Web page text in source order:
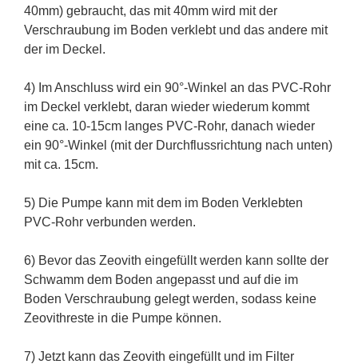
40mm) gebraucht, das mit 40mm wird mit der
Verschraubung im Boden verklebt und das andere mit
der im Deckel.
4) Im Anschluss wird ein 90°-Winkel an das PVC-Rohr
im Deckel verklebt, daran wieder wiederum kommt
eine ca. 10-15cm langes PVC-Rohr, danach wieder
ein 90°-Winkel (mit der Durchflussrichtung nach unten)
mit ca. 15cm.
5) Die Pumpe kann mit dem im Boden Verklebten
PVC-Rohr verbunden werden.
6) Bevor das Zeovith eingefüllt werden kann sollte der
Schwamm dem Boden angepasst und auf die im
Boden Verschraubung gelegt werden, sodass keine
Zeovithreste in die Pumpe können.
7) Jetzt kann das Zeovith eingefüllt und im Filter